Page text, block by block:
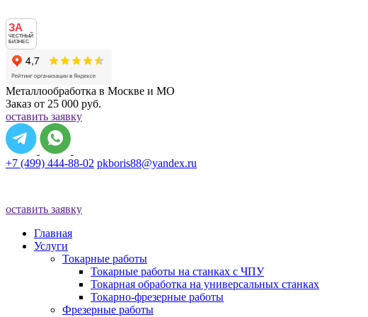
ЗА
ЧЕСТНЫЙ
БИЗНЕС
Металлообработка в Москве и МО
Заказ от 25 000 руб.
оставить заявку
+7 (499) 444-88-02 pkboris88@yandex.ru
оставить заявку
Главная
Услуги
Токарные работы
Токарные работы на станках с ЧПУ
Токарная обработка на универсальных станках
Токарно-фрезерные работы
Фрезерные работы